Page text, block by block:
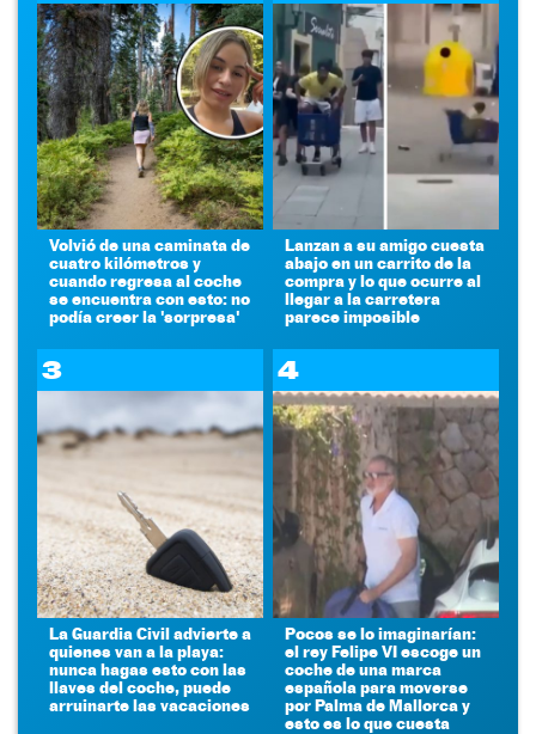
Volvió de una caminata de
cuatro kilómetros y
cuando regresa al coche
se encuentra con esto: no
podía creer la 'sorpresa'
Lanzan a su amigo cuesta
abajo en un carrito de la
compra y lo que ocurre al
llegar a la carretera
parece imposible
3
La Guardia Civil advierte a
quienes van a la playa:
nunca hagas esto con las
llaves del coche, puede
arruinarte las vacaciones
4
Pocos se lo imaginarían:
el rey Felipe VI escoge un
coche de una marca
española para moverse
por Palma de Mallorca y
esto es lo que cuesta